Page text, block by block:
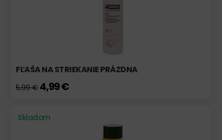
FĽAŠA NA STRIEKANIE PRÁZDNA
5,99 € 4,99 €
Skladom